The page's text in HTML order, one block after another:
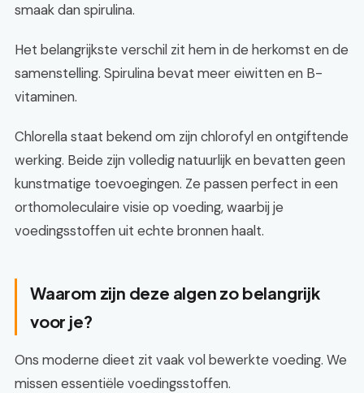
smaak dan spirulina.
Het belangrijkste verschil zit hem in de herkomst en de
samenstelling. Spirulina bevat meer eiwitten en B-
vitaminen.
Chlorella staat bekend om zijn chlorofyl en ontgiftende
werking. Beide zijn volledig natuurlijk en bevatten geen
kunstmatige toevoegingen. Ze passen perfect in een
orthomoleculaire visie op voeding, waarbij je
voedingsstoffen uit echte bronnen haalt.
Waarom zijn deze algen zo belangrijk
voor je?
Ons moderne dieet zit vaak vol bewerkte voeding. We
missen essentiële voedingsstoffen.